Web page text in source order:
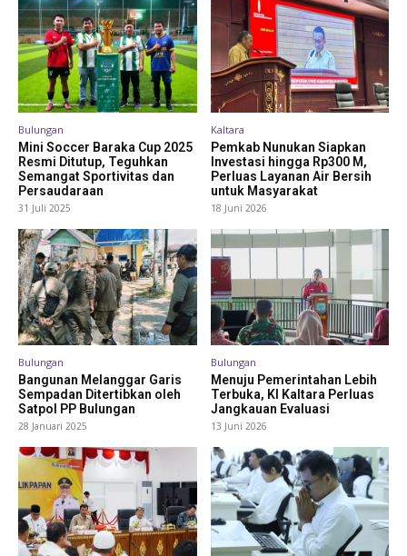
Bulungan
Mini Soccer Baraka Cup 2025
Resmi Ditutup, Teguhkan
Semangat Sportivitas dan
Persaudaraan
31 Juli 2025
Kaltara
Pemkab Nunukan Siapkan
Investasi hingga Rp300 M,
Perluas Layanan Air Bersih
untuk Masyarakat
18 Juni 2026
Bulungan
Bangunan Melanggar Garis
Sempadan Ditertibkan oleh
Satpol PP Bulungan
28 Januari 2025
Bulungan
Menuju Pemerintahan Lebih
Terbuka, KI Kaltara Perluas
Jangkauan Evaluasi
13 Juni 2026